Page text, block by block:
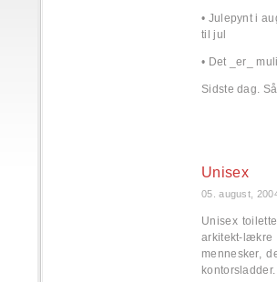
• Julepynt i
til jul
• Det _er_
Sidste dag.
Unisex
05. august,
Unisex
arkitekt-lækre
mennesker,
kontorsladder.